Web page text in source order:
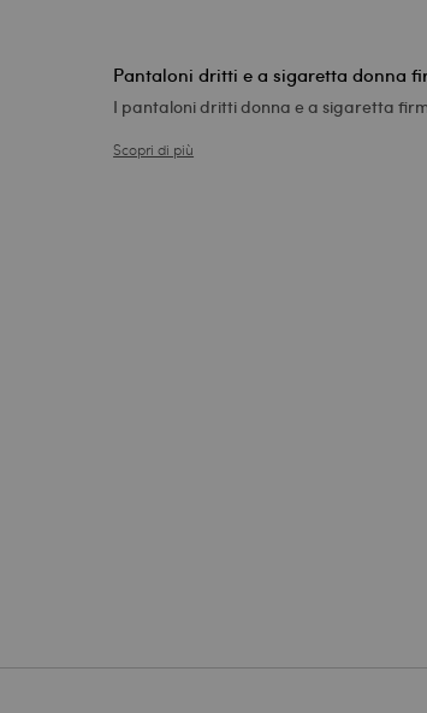
Pantaloni dritti e a sigaretta donna
I pantaloni dritti donna e a sigaretta
Scopri di più